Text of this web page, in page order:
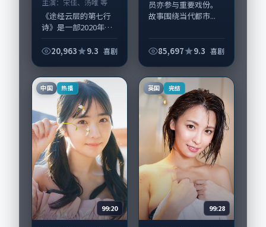
《途经云层的第七行
诗》是一部2020年前
剧，由丹尼·博伊尔
员亦参与重要戏份。
故事围绕当代都...
20,963 9.3 喜剧
员亦参与重要戏份。
故事围绕当代都市...
85,697 9.3 喜剧
中国 热播
99:20
英国 完结
99:28